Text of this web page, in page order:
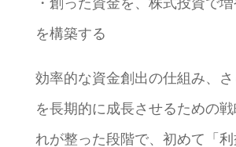
・創った資金を、株式投資で
を構築する
効率的な資金創出の仕組み、
を長期的に成長させるための
れが整った段階で、初めて「